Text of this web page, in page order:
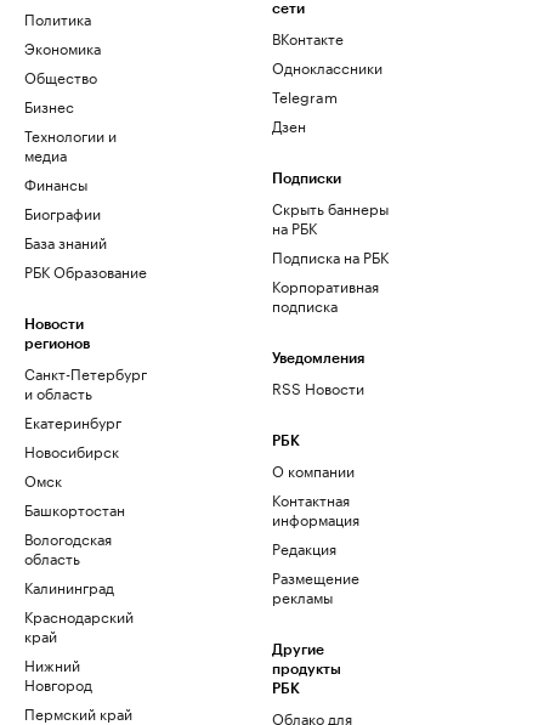
Политика
Экономика
Общество
Бизнес
Технологии и
медиа
Финансы
Биографии
База знаний
РБК Образование
Новости
регионов
Санкт-Петербург
и область
Екатеринбург
Новосибирск
Омск
Башкортостан
Вологодская
область
Калининград
Краснодарский
край
Нижний
Новгород
Пермский край
сети
ВКонтакте
Одноклассники
Telegram
Дзен
Подписки
Скрыть баннеры
на РБК
Подписка на РБК
Корпоративная
подписка
Уведомления
RSS Новости
РБК
О компании
Контактная
информация
Редакция
Размещение
рекламы
Другие
продукты
РБК
Облако для